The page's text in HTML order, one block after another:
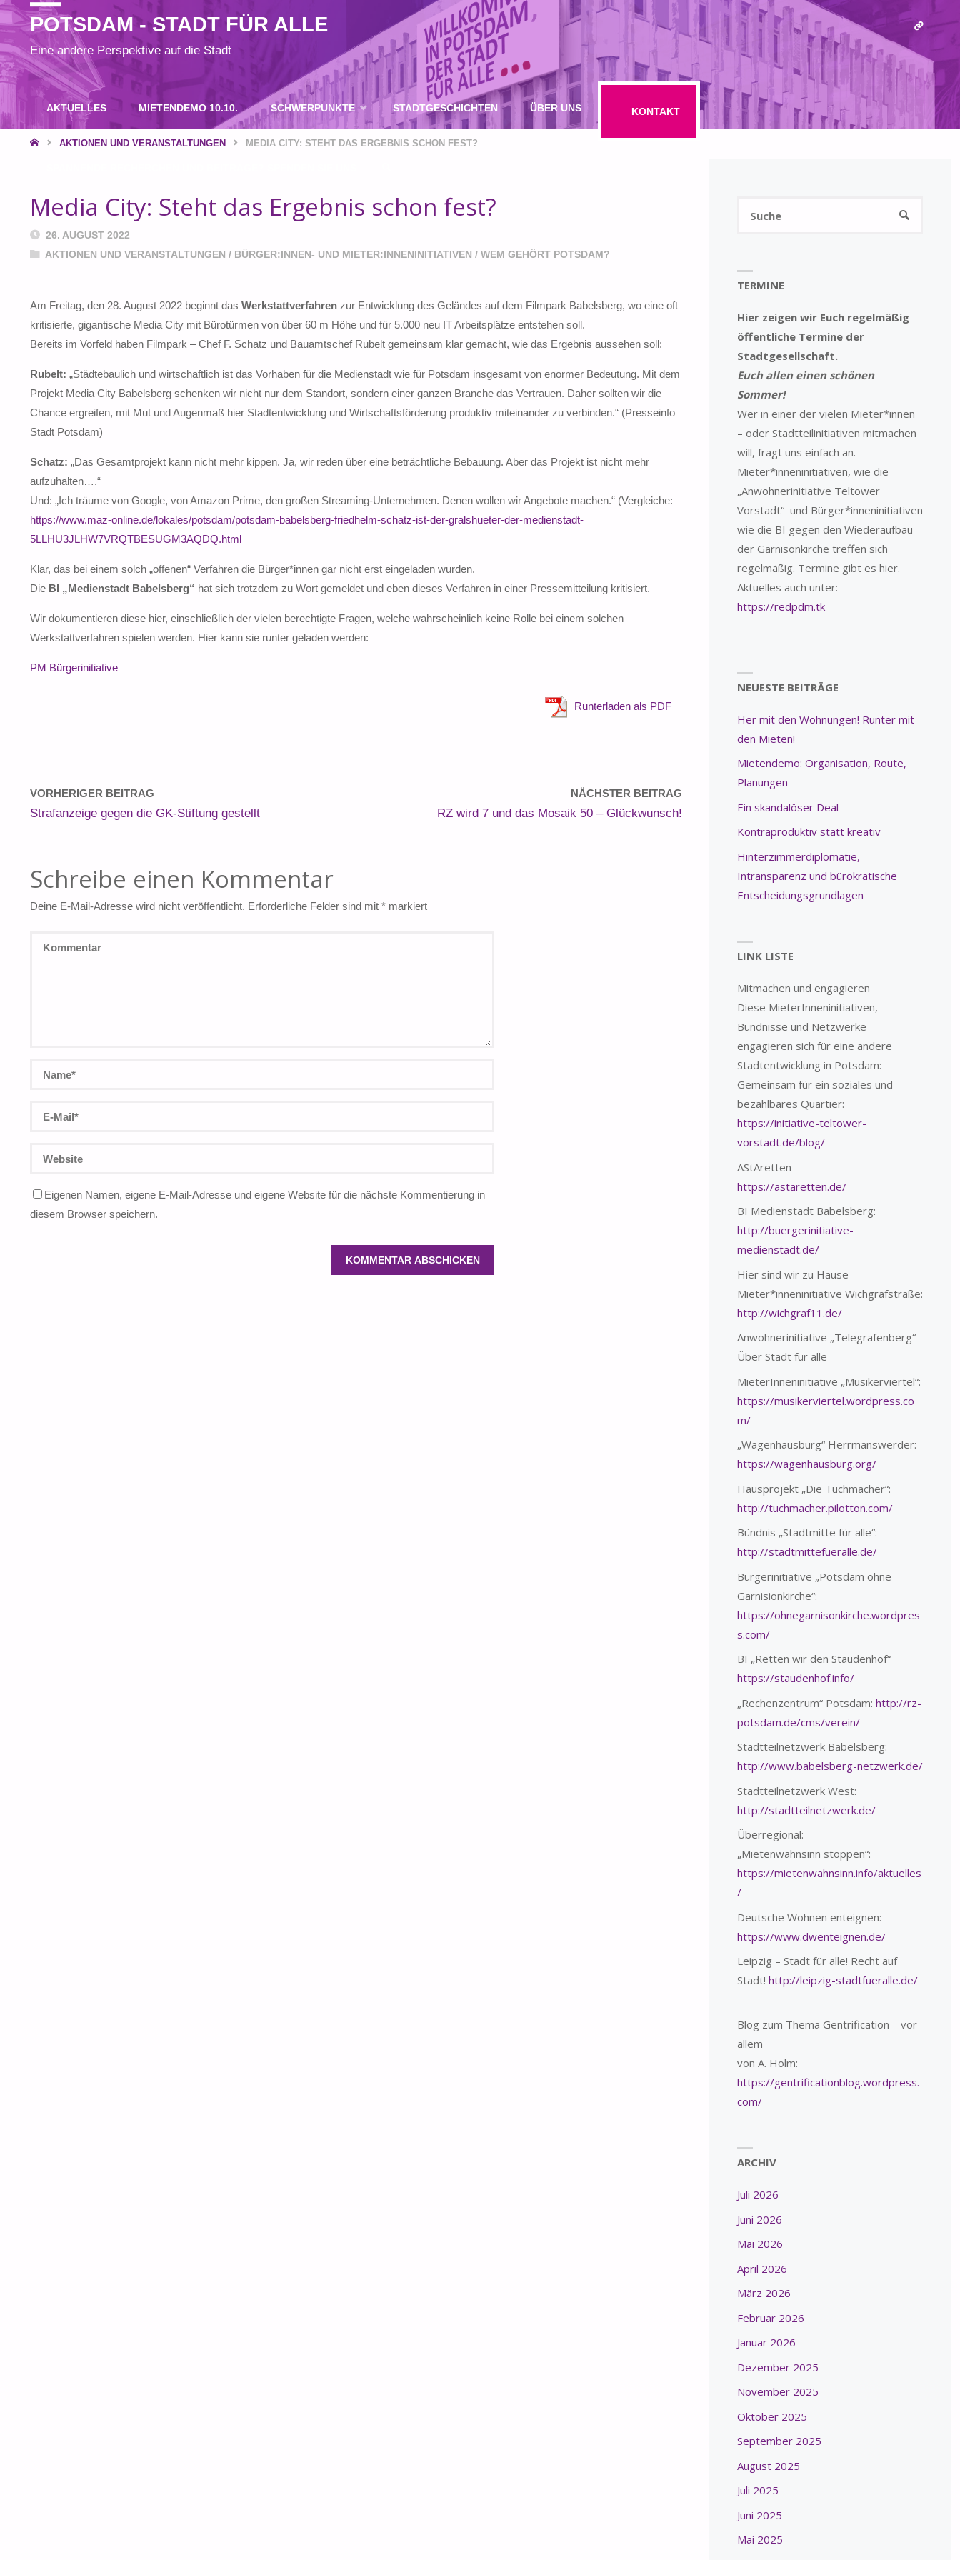
POTSDAM - STADT FÜR ALLE
Eine andere Perspektive auf die Stadt
AKTUELLES MIETENDEMO 10.10. SCHWERPUNKTE STADTGESCHICHTEN ÜBER UNS KONTAKT
STARTAKTIONEN UND VERANSTALTUNGEN MEDIA CITY: STEHT DAS ERGEBNIS SCHON FEST?
Media City: Steht das Ergebnis schon fest?
26. AUGUST 2022
AKTIONEN UND VERANSTALTUNGEN / BÜRGER:INNEN- UND MIETER:INNENINITIATIVEN / WEM GEHÖRT POTSDAM?
Am Freitag, den 28. August 2022 beginnt das Werkstattverfahren zur Entwicklung des Geländes auf dem Filmpark Babelsberg, wo eine oft
kritisierte, gigantische Media City mit Bürotürmen von über 60 m Höhe und für 5.000 neu IT Arbeitsplätze entstehen soll.
Bereits im Vorfeld haben Filmpark – Chef F. Schatz und Bauamtschef Rubelt gemeinsam klar gemacht, wie das Ergebnis aussehen soll:
Rubelt: „Städtebaulich und wirtschaftlich ist das Vorhaben für die Medienstadt wie für Potsdam insgesamt von enormer Bedeutung. Mit dem
Projekt Media City Babelsberg schenken wir nicht nur dem Standort, sondern einer ganzen Branche das Vertrauen. Daher sollten wir die
Chance ergreifen, mit Mut und Augenmaß hier Stadtentwicklung und Wirtschaftsförderung produktiv miteinander zu verbinden.“ (Presseinfo
Stadt Potsdam)
Schatz: „Das Gesamtprojekt kann nicht mehr kippen. Ja, wir reden über eine beträchtliche Bebauung. Aber das Projekt ist nicht mehr
aufzuhalten….“
Und: „Ich träume von Google, von Amazon Prime, den großen Streaming-Unternehmen. Denen wollen wir Angebote machen.“ (Vergleiche:
https://www.maz-online.de/lokales/potsdam/potsdam-babelsberg-friedhelm-schatz-ist-der-gralshueter-der-medienstadt-
5LLHU3JLHW7VRQTBESUGM3AQDQ.html
Klar, das bei einem solch „offenen“ Verfahren die Bürger*innen gar nicht erst eingeladen wurden.
Die BI „Medienstadt Babelsberg“ hat sich trotzdem zu Wort gemeldet und eben dieses Verfahren in einer Pressemitteilung kritisiert.
Wir dokumentieren diese hier, einschließlich der vielen berechtigte Fragen, welche wahrscheinlich keine Rolle bei einem solchen
Werkstattverfahren spielen werden. Hier kann sie runter geladen werden:
PM Bürgerinitiative
Runterladen als PDF
VORHERIGER BEITRAG
Strafanzeige gegen die GK-Stiftung gestellt
NÄCHSTER BEITRAG
RZ wird 7 und das Mosaik 50 – Glückwunsch!
Schreibe einen Kommentar
Deine E-Mail-Adresse wird nicht veröffentlicht. Erforderliche Felder sind mit * markiert
Eigenen Namen, eigene E-Mail-Adresse und eigene Website für die nächste Kommentierung in
diesem Browser speichern.
SUCHE
TERMINE
Hier zeigen wir Euch regelmäßig
öffentliche Termine der
Stadtgesellschaft.
Euch allen einen schönen
Sommer!
Wer in einer der vielen Mieter*innen
– oder Stadtteilinitiativen mitmachen
will, fragt uns einfach an.
Mieter*inneninitiativen, wie die
„Anwohnerinitiative Teltower
Vorstadt“ und Bürger*inneninitiativen
wie die BI gegen den Wiederaufbau
der Garnisonkirche treffen sich
regelmäßig. Termine gibt es hier.
Aktuelles auch unter:
https://redpdm.tk
NEUESTE BEITRÄGE
Her mit den Wohnungen! Runter mit
den Mieten!
Mietendemo: Organisation, Route,
Planungen
Ein skandalöser Deal
Kontraproduktiv statt kreativ
Hinterzimmerdiplomatie,
Intransparenz und bürokratische
Entscheidungsgrundlagen
LINK LISTE
Mitmachen und engagieren
Diese MieterInneninitiativen,
Bündnisse und Netzwerke
engagieren sich für eine andere
Stadtentwicklung in Potsdam:
Gemeinsam für ein soziales und
bezahlbares Quartier:
https://initiative-teltower-
vorstadt.de/blog/
AStAretten
https://astaretten.de/
BI Medienstadt Babelsberg:
http://buergerinitiative-
medienstadt.de/
Hier sind wir zu Hause –
Mieter*inneninitiative Wichgrafstraße:
http://wichgraf11.de/
Anwohnerinitiative „Telegrafenberg“
Über Stadt für alle
MieterInneninitiative „Musikerviertel“:
https://musikerviertel.wordpress.co
m/
„Wagenhausburg“ Herrmanswerder:
https://wagenhausburg.org/
Hausprojekt „Die Tuchmacher“:
http://tuchmacher.pilotton.com/
Bündnis „Stadtmitte für alle“:
http://stadtmittefueralle.de/
Bürgerinitiative „Potsdam ohne
Garnisionkirche“:
https://ohnegarnisonkirche.wordpres
s.com/
BI „Retten wir den Staudenhof“
https://staudenhof.info/
„Rechenzentrum“ Potsdam: http://rz-
potsdam.de/cms/verein/
Stadtteilnetzwerk Babelsberg:
http://www.babelsberg-netzwerk.de/
Stadtteilnetzwerk West:
http://stadtteilnetzwerk.de/
Überregional:
„Mietenwahnsinn stoppen“:
https://mietenwahnsinn.info/aktuelles
/
Deutsche Wohnen enteignen:
https://www.dwenteignen.de/
Leipzig – Stadt für alle! Recht auf
Stadt! http://leipzig-stadtfueralle.de/
Blog zum Thema Gentrification – vor
allem
von A. Holm:
https://gentrificationblog.wordpress.
com/
ARCHIV
Juli 2026
Juni 2026
Mai 2026
April 2026
März 2026
Februar 2026
Januar 2026
Dezember 2025
November 2025
Oktober 2025
September 2025
August 2025
Juli 2025
Juni 2025
Mai 2025